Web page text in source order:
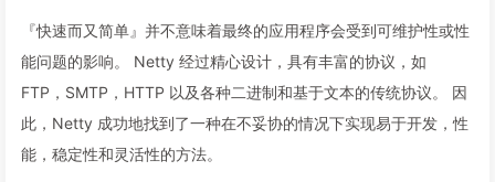
『快速而又简单』并不意味着最终的应用程序会受到可维护性或性
能问题的影响。 Netty 经过精心设计，具有丰富的协议，如
FTP，SMTP，HTTP 以及各种二进制和基于文本的传统协议。 因
此，Netty 成功地找到了一种在不妥协的情况下实现易于开发，性
能，稳定性和灵活性的方法。